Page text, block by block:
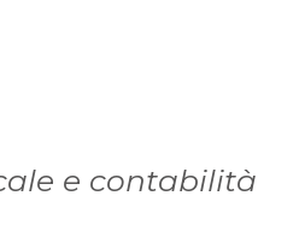
e contabilità